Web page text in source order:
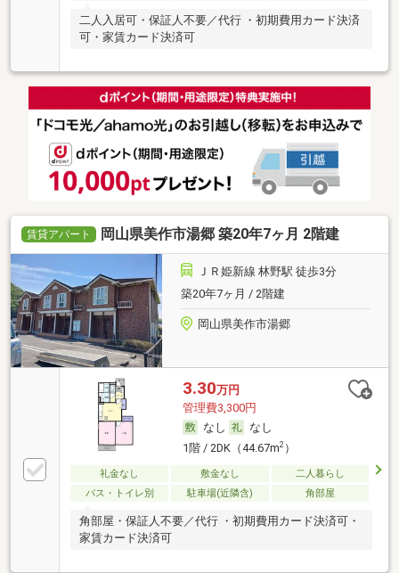
二人入居可・保証人不要／代行 ・初期費用カード決済
可・家賃カード決済可
賃貸アパート 岡山県美作市湯郷 築20年7ヶ月 2階建
ＪＲ姫新線 林野駅 徒歩3分
築20年7ヶ月 / 2階建
岡山県美作市湯郷
3.30万円
管理費3,300円
なし
なし
1階 / 2DK（44.67m2）
礼金なし 敷金なし
二人暮らし
バス・トイレ別
駐車場(近隣含) 角部屋
角部屋・保証人不要／代行 ・初期費用カード決済可・
家賃カード決済可